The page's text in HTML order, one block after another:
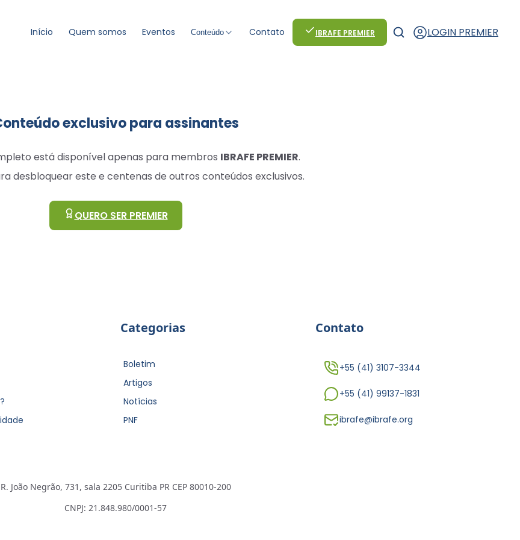
Início Quem somos Eventos Conteúdo Contato IBRAFE PREMIER LOGIN PREMIER
exclusivo para assinantes
está disponível apenas para membros IBRAFE PREMIER.
desbloquear este e centenas de outros conteúdos exclusivos.
QUERO SER PREMIER
Categorias
Boletim
Artigos
Notícias
PNF
Contato
+55 (41) 3107-3344
+55 (41) 99137-1831
ibrafe@ibrafe.org
R. João Negrão, 731, sala 2205 Curitiba PR CEP 80010-200
CNPJ: 21.848.980/0001-57